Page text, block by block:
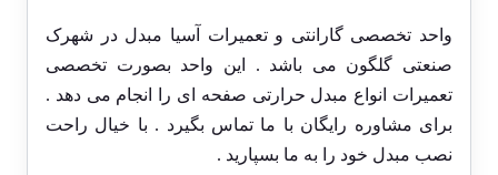
واحد تخصصی گارانتی و تعمیرات آسیا مبدل در شهرک
صنعتی گلگون می باشد . این واحد بصورت تخصصی
تعمیرات انواع مبدل حرارتی صفحه ای را انجام می دهد .
برای مشاوره رایگان با ما تماس بگیرد . با خیال راحت
نصب مبدل خود را به ما بسپارید .